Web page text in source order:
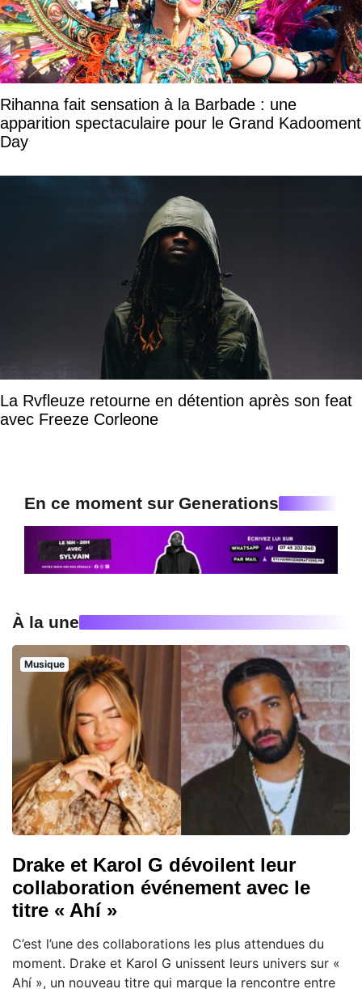
Rihanna fait sensation à la Barbade : une
apparition spectaculaire pour le Grand Kadooment
Day
La Rvfleuze retourne en détention après son feat
avec Freeze Corleone
En ce moment sur Generations
À la une
Musique
Drake et Karol G dévoilent leur
collaboration événement avec le
titre « Ahí »
C’est l’une des collaborations les plus attendues du
moment. Drake et Karol G unissent leurs univers sur «
Ahí », un nouveau titre qui marque la rencontre entre